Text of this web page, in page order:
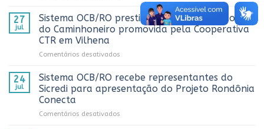
ComuniCoop
Rondônia
e
reconhece
de
comunicação
cooperativista
Cooperativismo
fortalece
Rondônia
e
no
AnuárioCoop
2026
27
jul
Sistema OCB/RO prestigia comemoração do Dia
do Caminhoneiro promovida pela Cooperativa
CTR em Vilhena
Comentários desativados
OCB/RO
prestigia
comemoração
24
jul
Sistema OCB/RO recebe representantes do
Sicredi para apresentação do Projeto Rondônia
Conecta
Comentários desativados